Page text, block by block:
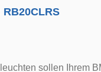
RB20CLRS
sollen Ihrem